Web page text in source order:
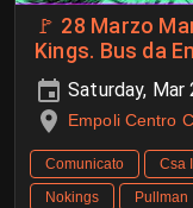
🚩 28 Marzo
Kings. Bus da
Saturday, Mar
Empoli Centro
Comunicato Csa
Nokings
Pullman